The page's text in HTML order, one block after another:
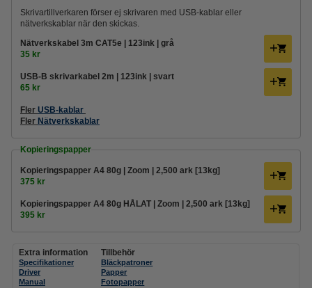
Skrivartillverkaren förser ej skrivaren med USB-kablar eller
nätverkskablar när den skickas.
Nätverkskabel 3m CAT5e | 123ink | grå
35 kr
USB-B skrivarkabel 2m | 123ink | svart
65 kr
Fler USB-kablar
Fler Nätverkskablar
Kopieringspapper
Kopieringspapper A4 80g | Zoom | 2,500 ark [13kg]
375 kr
Kopieringspapper A4 80g HÅLAT | Zoom | 2,500 ark [13kg]
395 kr
Extra information
Specifikationer
Driver
Manual
Tillbehör
Bläckpatroner
Papper
Fotopapper